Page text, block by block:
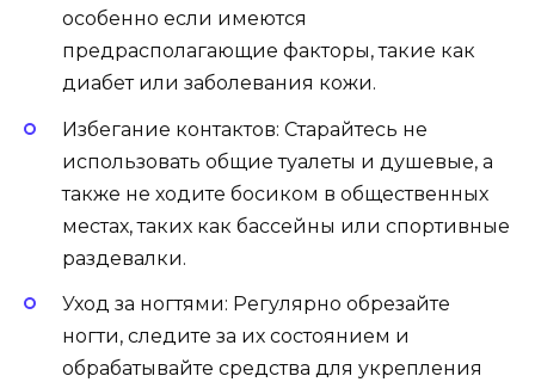
особенно если имеются
предрасполагающие факторы, такие как
диабет или заболевания кожи.
Избегание контактов: Старайтесь не
использовать общие туалеты и душевые, а
также не ходите босиком в общественных
местах, таких как бассейны или спортивные
раздевалки.
Уход за ногтями: Регулярно обрезайте
ногти, следите за их состоянием и
обрабатывайте средства для укрепления